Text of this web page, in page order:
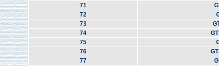
71
72
73
74
75
76
77